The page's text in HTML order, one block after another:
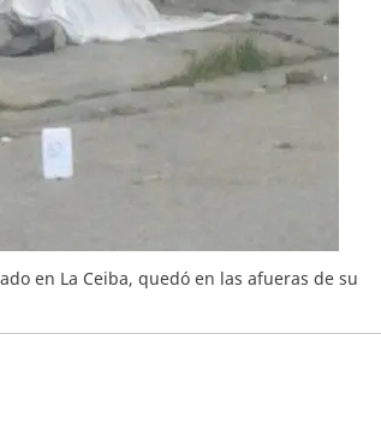
en La Ceiba, quedó en las afueras de su